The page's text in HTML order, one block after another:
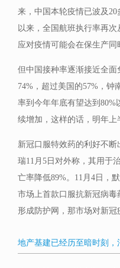
来，中国本轮疫情已波及
以来，全国航班执行率再
应对疫情可能会在保生产同
但中国接种率逐渐接近全
74%，超过美国的57%，
率到今年年底有望达到
续增加，这样的话，明年上
新冠口服特效药的利好不
瑞11月5日对外称，其用于
亡率降低89%。11月4日，
市场上首款口服抗新冠病
形成防护网，那市场对新
地产基建已经历至暗时刻，